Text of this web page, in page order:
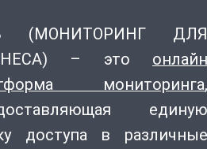
(МОНИТОРИНГ ДЛЯ
– это онлайн
мониторинга,
единую
доступа в различные